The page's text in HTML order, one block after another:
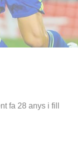
fa 28 anys i fill